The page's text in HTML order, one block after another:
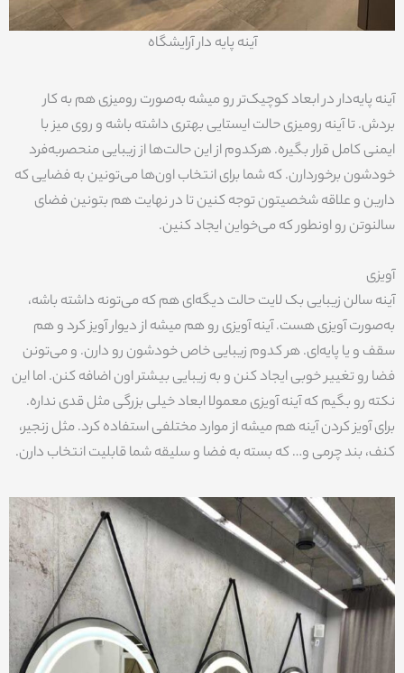
آینه پایه دار آرایشگاه
آینه پایه‌دار در ابعاد کوچیک‌تر رو میشه به‌صورت رومیزی هم به کار
بردش. تا آینه رومیزی حالت ایستایی بهتری داشته باشه و روی میز با
ایمنی کامل قرار بگیره. هرکدوم از این حالت‌ها از زیبایی منحصربه‌فرد
خودشون برخوردارن. که شما برای انتخاب اون‌ها می‌تونین به فضایی که
دارین و علاقه شخصیتون توجه کنین تا در نهایت هم بتونین فضای
سالنوتن رو اونطور که می‌خواین ایجاد کنین.
آویزی
آینه سالن زیبایی بک لایت حالت دیگه‌ای هم که می‌تونه داشته باشه،
به‌صورت آویزی هست. آینه آویزی رو هم میشه از دیوار آویز کرد و هم
سقف و یا پایه‌ای. هر کدوم زیبایی خاص خودشون رو دارن. و می‌تونن
فضا رو تغییر خوبی ایجاد کنن و به زیبایی بیشتر اون اضافه کنن. اما این
نکته رو بگیم که آینه آویزی معمولا ابعاد خیلی بزرگی مثل قدی نداره.
برای آویز کردن آینه هم میشه از موارد مختلفی استفاده کرد. مثل زنجیر،
کنف، بند چرمی و… که بسته به فضا و سلیقه شما قابلیت انتخاب دارن.